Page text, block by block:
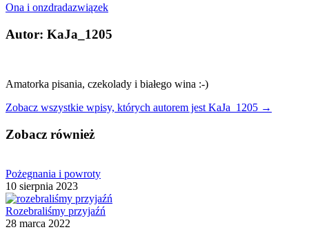
Ona i onzdradazwiązek
Autor: KaJa_1205
Amatorka pisania, czekolady i białego wina :-)
Zobacz wszystkie wpisy, których autorem jest KaJa_1205 →
Zobacz również
Pożegnania i powroty
10 sierpnia 2023
Rozebraliśmy przyjaźń
28 marca 2022